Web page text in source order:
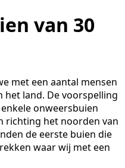
van 30
met een aantal mensen
land. De voorspelling
onweersbuien
richting het noorden van
de eerste buien die
waar wij met een